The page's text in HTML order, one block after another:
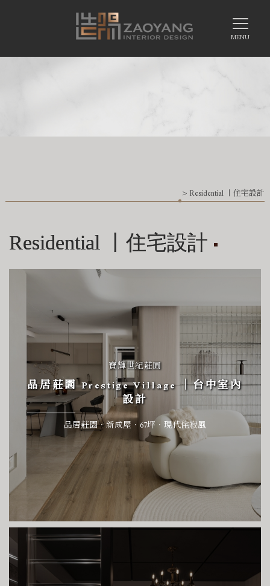
> Residential 丨住宅設計
Residential 丨住宅設計
寶輝世紀莊園
品居莊園 Prestige Village ｜台中室內
設計
品居莊園．新成屋．67坪．現代侘寂風